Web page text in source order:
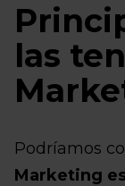
las
Podríamos
Marketing